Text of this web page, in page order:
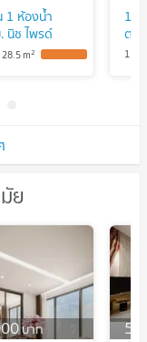
1 ห้องน้ำ
นิช ไพรด์
28.5m2
1 ห้
ตร.
1 ห้
ย
ย
บาท